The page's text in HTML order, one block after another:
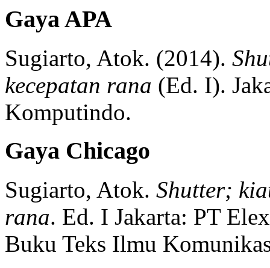
Gaya APA
Sugiarto, Atok. (2014).
kecepatan rana (Ed. I).
Komputindo.
Gaya Chicago
Sugiarto, Atok. Shutter;
rana. Ed. I Jakarta: PT
Buku Teks Ilmu